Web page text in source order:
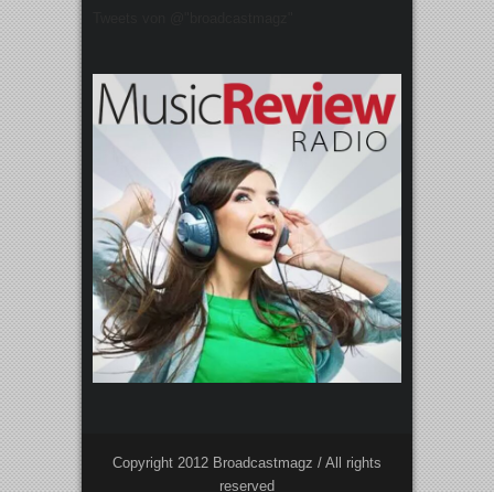
Copyright 2012 Broadcastmagz / All rights
reserved